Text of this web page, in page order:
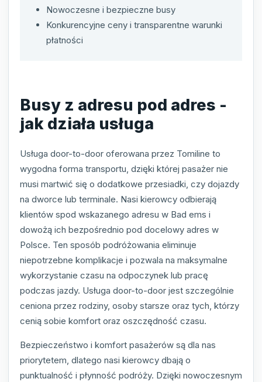
Nowoczesne i bezpieczne busy
Konkurencyjne ceny i transparentne warunki
płatności
Busy z adresu pod adres -
jak działa usługa
Usługa door-to-door oferowana przez Tomiline to
wygodna forma transportu, dzięki której pasażer nie
musi martwić się o dodatkowe przesiadki, czy dojazdy
na dworce lub terminale. Nasi kierowcy odbierają
klientów spod wskazanego adresu w Bad ems i
dowożą ich bezpośrednio pod docelowy adres w
Polsce. Ten sposób podróżowania eliminuje
niepotrzebne komplikacje i pozwala na maksymalne
wykorzystanie czasu na odpoczynek lub pracę
podczas jazdy. Usługa door-to-door jest szczególnie
ceniona przez rodziny, osoby starsze oraz tych, którzy
cenią sobie komfort oraz oszczędność czasu.
Bezpieczeństwo i komfort pasażerów są dla nas
priorytetem, dlatego nasi kierowcy dbają o
punktualność i płynność podróży. Dzięki nowoczesnym